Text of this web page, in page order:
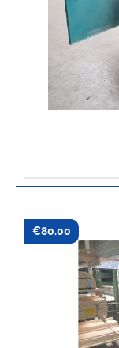
€80.00